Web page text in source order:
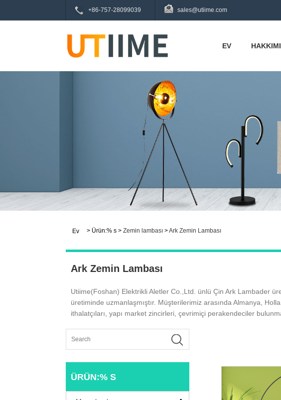
+86-757-28099039 sales@utiime.com
EV
Ev > Ürün:% s > Zemin lambası >Ark Zemin Lambası
Ark Zemin Lambası
Utiime(Foshan) Elektrikli Aletler Co.,Ltd. ünlü Çin Ark Lambader
üretiminde uzmanlaşmıştır. Müşterilerimiz arasında Almanya,
ithalatçıları, yapı market zincirleri, çevrimiçi perakendeciler
ÜRÜN:% S